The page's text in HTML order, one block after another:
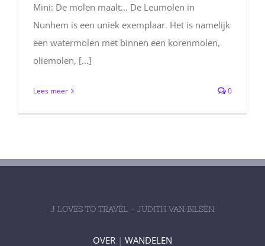
Mini: De molen maalt... De Leumolen in
Nunhem is een uniek exemplaar. Het is namelijk
een watermolen met binnen een korenmolen,
oliemolen, [...]
Lees meer 0
J LOVES TO TRAVEL – JUDITH VAN BILSEN
OVER | WANDELEN